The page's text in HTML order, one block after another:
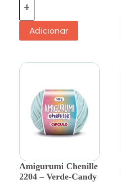
Adicionar
Amigurumi Chenille
2204 – Verde-Candy